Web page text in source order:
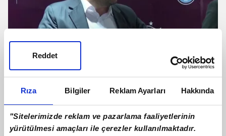
Rıza Bilgiler Reklam Ayarları Hakkında
"Sitelerimizde reklam ve pazarlama faaliyetlerinin
yürütülmesi amaçları ile çerezler kullanılmaktadır.
Reddet
Ertuğrul Doğan: Santrfor transferinde
en iyi oyuncuyu getirmeye çalışacağız